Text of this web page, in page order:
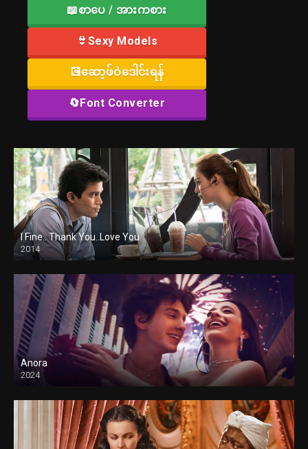
📖စာပေ / အားကစား
👙Sexy Models
💽ဆော့ဖ်ဝဲဒေါင်းရန်
🔄Font Converter
I Fine.. Thank You..Love You
2014
Anora
2024